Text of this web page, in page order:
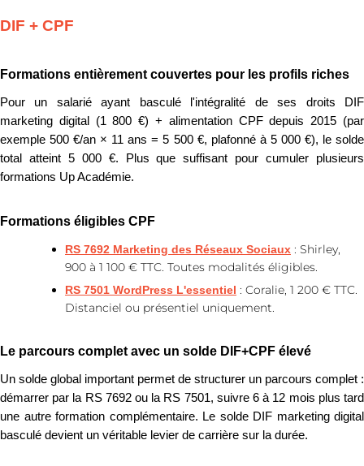
DIF + CPF
Formations entièrement couvertes pour les profils riches
Pour un salarié ayant basculé l'intégralité de ses droits DIF
marketing digital (1 800 €) + alimentation CPF depuis 2015 (par
exemple 500 €/an × 11 ans = 5 500 €, plafonné à 5 000 €), le solde
total atteint 5 000 €. Plus que suffisant pour cumuler plusieurs
formations Up Académie.
Formations éligibles CPF
RS 7692 Marketing des Réseaux Sociaux : Shirley,
900 à 1 100 € TTC. Toutes modalités éligibles.
RS 7501 WordPress L'essentiel : Coralie, 1 200 € TTC.
Distanciel ou présentiel uniquement.
Le parcours complet avec un solde DIF+CPF élevé
Un solde global important permet de structurer un parcours complet :
démarrer par la RS 7692 ou la RS 7501, suivre 6 à 12 mois plus tard
une autre formation complémentaire. Le solde DIF marketing digital
basculé devient un véritable levier de carrière sur la durée.